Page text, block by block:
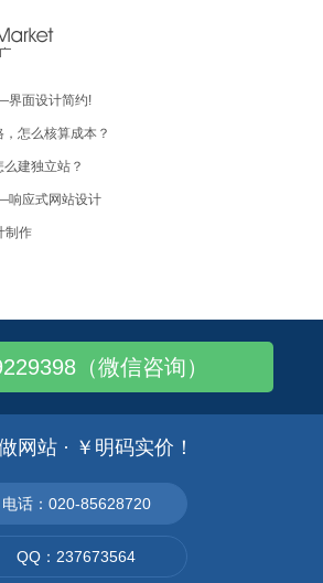
面设计简约!
怎么核算成本？
建独立站？
应式网站设计
制作
用Sitema..
流才会有询盘转化？
广——如何优化图..
（微信咨询）
网站 · ￥明码实价！
电话：020-85628720
QQ：237673564